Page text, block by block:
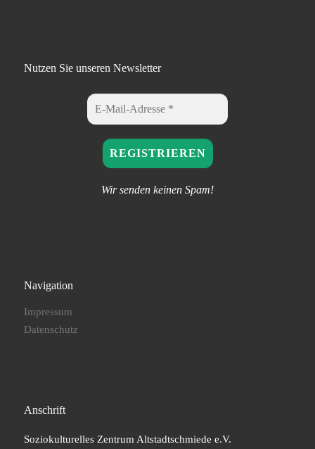
Nutzen Sie unseren Newsletter
Wir senden keinen Spam!
Navigation
Impressum
Datenschutz
Anschrift
Soziokulturelles Zentrum Altstadtschmiede e.V.